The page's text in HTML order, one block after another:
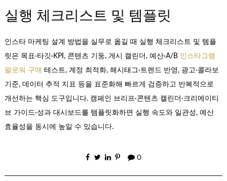
실행 체크리스트 및 템플릿
인스타 마케팅 설계 방법을 실무로 옮길 때 실행 체크리스트 및 템플
릿은 목표·타깃·KPI, 콘텐츠 기둥, 게시 캘린더, 예산·A/B 인스타그램
팔로워 구매 테스트, 계정 최적화, 해시태그·트렌드 반영, 광고·콜라보
기준, 데이터 추적 지표 등을 표준화해 빠르게 검증하고 반복적으로
개선하는 핵심 도구입니다. 캠페인 브리프·콘텐츠 캘린더·크리에이티
브 가이드·성과 대시보드를 템플릿화하면 실행 속도와 일관성, 예산
효율성을 동시에 높일 수 있습니다.
0